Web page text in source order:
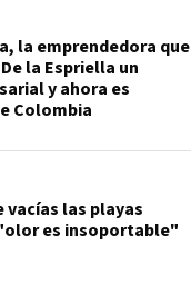
la emprendedora que
la Espriella un
y ahora es
Colombia
vacías las playas
es insoportable"